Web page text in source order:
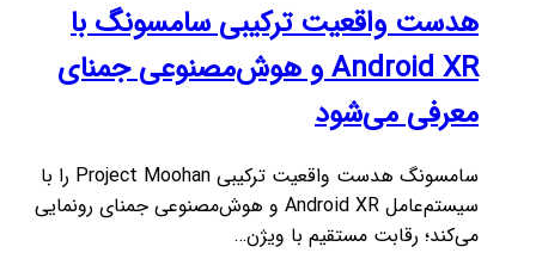
هدست واقعیت ترکیبی سامسونگ با
Android XR و هوش‌مصنوعی جمنای
معرفی می‌شود
سامسونگ هدست واقعیت ترکیبی Project Moohan را با
سیستم‌عامل Android XR و هوش‌مصنوعی جمنای رونمایی
می‌کند؛ رقابت مستقیم با ویژن…